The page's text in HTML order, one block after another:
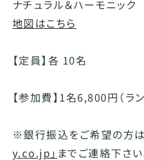
ナチュラル＆ハーモニッ
地図はこちら
【定員】各 10名
【参加費】1名6,800円（ラ
※銀行振込をご希望の方は
y.co.jp」 までご連絡下さい